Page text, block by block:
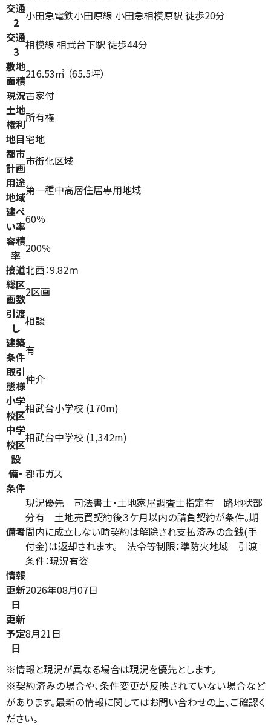
交通
2 小田急電鉄小田原線 小田急相模原駅 徒歩20分
交通
3 相模線 相武台下駅 徒歩44分
敷地
面積216.53㎡ （65.5坪）
現況古家付
土地
権利所有権
地目宅地
都市
計画市街化区域
用途
地域第一種中高層住居専用地域
建ぺ
い率60％
容積
率 200％
接道北西：9.82ｍ
総区
画数2区画
引渡
し 相談
建築
条件有
取引
態様仲介
小学
校区相武台小学校 (170m)
中学
校区相武台中学校 (1,342m)
設
備・
条件
都市ガス
備考
現況優先 司法書士・土地家屋調査士指定有 路地状部
分有 土地売買契約後３ケ月以内の請負契約が条件。期
間内に成立しない時契約は解除され支払済みの金銭(手
付金)は返却されます。 法令等制限：準防火地域 引渡
条件：現況有姿
情報
更新
日
2026年08月07日
更新
予定
日
8月21日
※情報と現況が異なる場合は現況を優先とします。
※契約済みの場合や、条件変更が反映されていない場合など
があります。最新の情報に関してはお問い合わせの上、ご確認く
ださい。